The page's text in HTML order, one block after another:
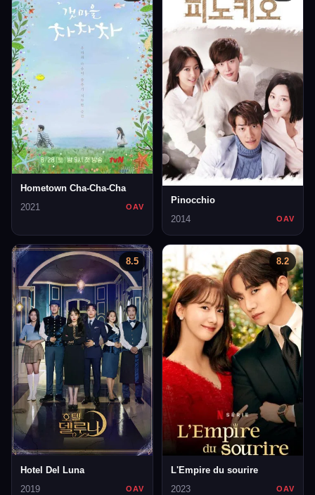
Hometown Cha-Cha-Cha
2021
OAV
Pinocchio
2014
OAV
8.5
Hotel Del Luna
2019
OAV
8.2
L'Empire du sourire
2023
OAV